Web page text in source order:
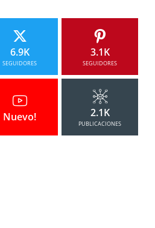
6.9K
SEGUIDORES
3.1K
SEGUIDORES
Nuevo! 2.1K
PUBLICACIONES